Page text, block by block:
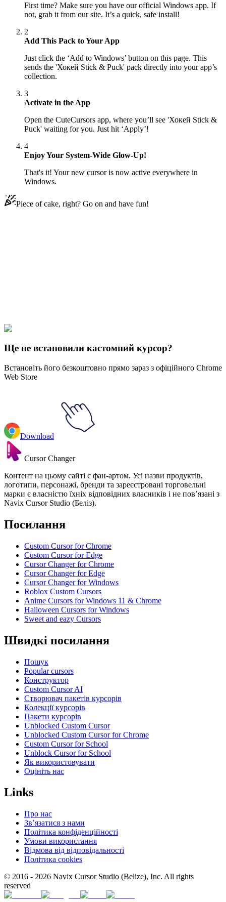
First time? Make sure you have our official Windows app. If
not, grab it from our site. It’s a quick, safe install!
2
Add This Pack to Your App
Just click the ‘Add to Windows’ button on this page. This
sends the 'Хокей Stick & Puck' pack directly into your app’s
collection.
3
Activate in the App
Open the CuteCursors app, where you’ll see 'Хокей Stick &
Puck' waiting for you. Just hit ‘Apply’!
4
Enjoy Your System-Wide Glow-Up!
That's it! Your new cursor is now active everywhere in
Windows.
Piece of cake, right? Go on and have fun!
Спортивні
Ще не встановили кастомний курсор?
Встановіть його безкоштовно прямо зараз з офіційного Chrome
Web Store
Download
Cursor Changer
Контент на цьому сайті є фан-артом. Усі назви продуктів,
логотипи, персонажі, бренди та зареєстровані торговельні
марки є власністю їхніх відповідних власників і не пов’язані з
Navix Cursor Studio (Беліз).
Посилання
Custom Cursor for Chrome
Custom Cursor for Edge
Cursor Changer for Chrome
Cursor Changer for Edge
Cursor Changer for Windows
Roblox Custom Cursors
Anime Cursors for Windows 11 & Chrome
Halloween Cursors for Windows
Sweet and eazy Cursors
Швидкі посилання
Пошук
Popular cursors
Конструктор
Custom Cursor AI
Створювач пакетів курсорів
Колекції курсорів
Пакети курсорів
Unblocked Custom Cursor
Unblocked Custom Cursor for Chrome
Custom Cursor for School
Unblock Cursor for School
Як використовувати
Оцініть нас
Links
Про нас
Зв’язатися з нами
Політика конфіденційності
Умови використання
Відмова від відповідальності
Політика cookies
© 2016 - 2026 Navix Cursor Studio (Belize), Inc. All rights
reserved